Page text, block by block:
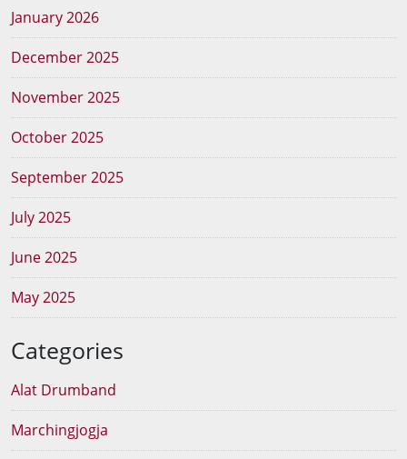
January 2026
December 2025
November 2025
October 2025
September 2025
July 2025
June 2025
May 2025
Categories
Alat Drumband
Marchingjogja